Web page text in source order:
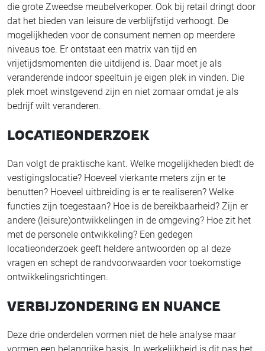
die grote Zweedse meubelverkoper. Ook bij retail dringt door
dat het bieden van leisure de verblijfstijd verhoogt. De
mogelijkheden voor de consument nemen op meerdere
niveaus toe. Er ontstaat een matrix van tijd en
vrijetijdsmomenten die uitdijend is. Daar moet je als
veranderende indoor speeltuin je eigen plek in vinden. Die
plek moet winstgevend zijn en niet zomaar omdat je als
bedrijf wilt veranderen.
LOCATIEONDERZOEK
Dan volgt de praktische kant. Welke mogelijkheden biedt de
vestigingslocatie? Hoeveel vierkante meters zijn er te
benutten? Hoeveel uitbreiding is er te realiseren? Welke
functies zijn toegestaan? Hoe is de bereikbaarheid? Zijn er
andere (leisure)ontwikkelingen in de omgeving? Hoe zit het
met de personele ontwikkeling? Een gedegen
locatieonderzoek geeft heldere antwoorden op al deze
vragen en schept de randvoorwaarden voor toekomstige
ontwikkelingsrichtingen.
VERBIJZONDERING EN NUANCE
Deze drie onderdelen vormen niet de hele analyse maar